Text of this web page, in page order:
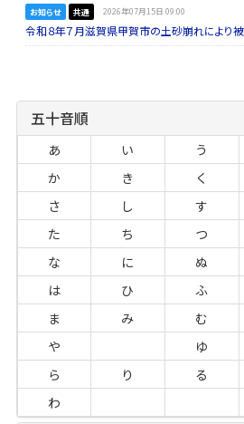
お知らせ 共通 2026年07月15日 09:00
令和８年７月滋賀県甲賀市の土砂崩れにより
五十音順
あ い う
か
き く
さ
し す
た
ち つ
な
に ぬ
は
ひ ふ
ま
み む
や
ゆ
ら
り る
わ